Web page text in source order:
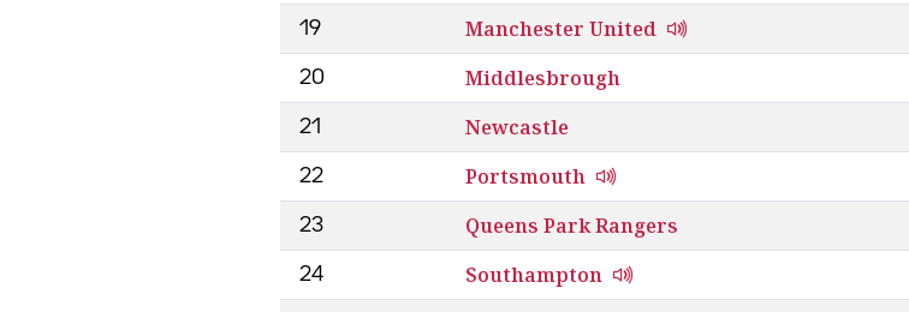
19 Manchester United
20 Middlesbrough
21 Newcastle
22 Portsmouth
23 Queens Park Rangers
24 Southampton